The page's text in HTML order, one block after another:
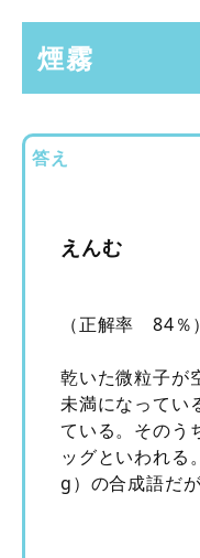
煙霧
答え
えんむ
（正解率 84％）
乾いた微粒子が
未満になってい
ている。そのう
ッグといわれる
g）の合成語だ